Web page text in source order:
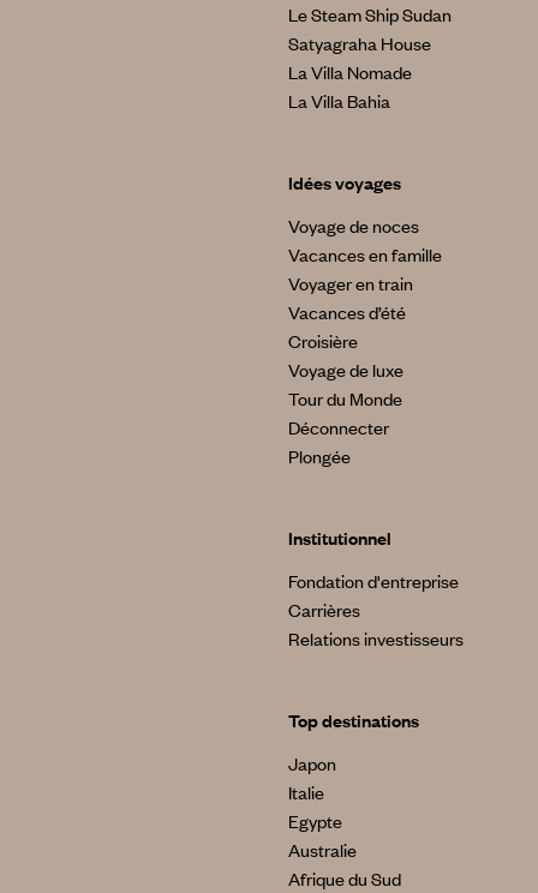
Le Steam Ship Sudan
Satyagraha House
La Villa Nomade
La Villa Bahia
Idées voyages
Voyage de noces
Vacances en famille
Voyager en train
Vacances d’été
Croisière
Voyage de luxe
Tour du Monde
Déconnecter
Plongée
Institutionnel
Fondation d'entreprise
Carrières
Relations investisseurs
Top destinations
Japon
Italie
Egypte
Australie
Afrique du Sud